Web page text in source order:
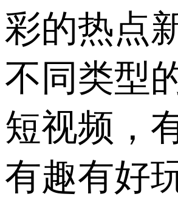
彩的热点
不同类型
短视频，
有趣有好